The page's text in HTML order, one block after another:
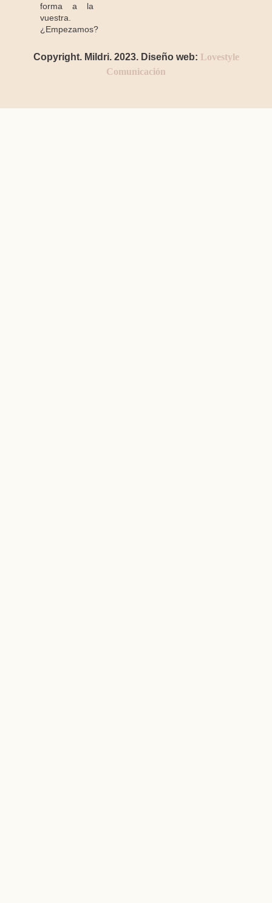
forma a la
vuestra.
¿Empezamos?
Copyright. Mildri. 2023. Diseño web: Lovestyle
Comunicación